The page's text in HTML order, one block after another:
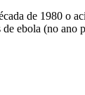
de 1980 o
ebola (no